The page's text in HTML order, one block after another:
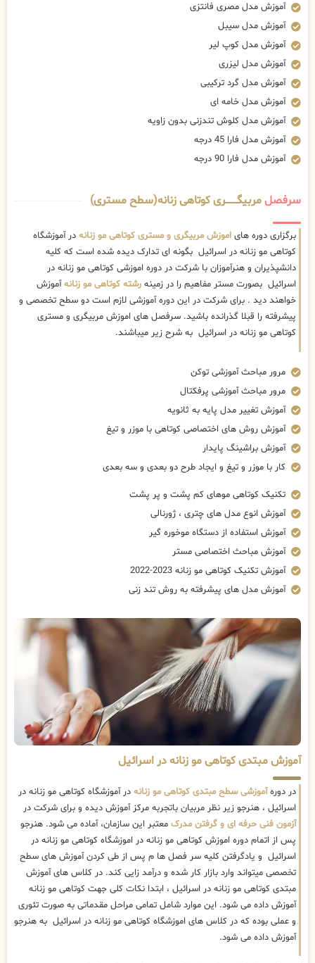
آموزش مدل مصری فانتزی
آموزش مدل سیبل
آموزش مدل کوپ لیر
آموزش مدل لیزری
آموزش مدل گرد ترکیبی
آموزش مدل خامه ای
آموزش مدل کلوش تندزنی بدون زاویه
آموزش مدل فارا 45 درجه
آموزش مدل فارا 90 درجه
سرفصلمربیگــــــــری کوتاهی زنانه(سطح مستری)
برگزاری دوره های اموزش مربیگری و مستری کوتاهی مو زنانه در آموزشگاه
کوتاهی مو زنانه در اسرائیل بگونه ای تدارک دیده شده است که کلیه
دانشپذیران و هنرآموزان با شرکت در دوره اموزشی کوتاهی مو زنانه در
اسرائیل بصورت مستر مفاهیم را در زمینه رشته کوتاهی مو زنانهآموزش
خواهند دید . برای شرکت در این دوره آموزشی لازم است دو سطح تخصصی و
پیشرفته را قبلا گذرانده باشید. سرفصل های اموزش مربیگری و مستری
کوتاهی مو زنانه در اسرائیل به شرح زیر میباشند.
مرور مباحث آموزشی توکن
مرور مباحث آموزشی پرفکتال
آموزش تغییر مدل پایه به ثانویه
آموزش روش های اختصاصی کوتاهی با موزر و تیغ
آموزش براشینگ پایدار
کار با موزر و تیغ و ایجاد طرح دو بعدی و سه بعدی
تکنیک کوتاهی موهای کم پشت و پر پشت
آموزش انوع مدل های چتری ، ژورنالی
آموزش استفاده از دستگاه موخوره گیر
آموزش مباحث اختصاصی مستر
آموزش تکنیک کوتاهی مو زنانه 2023-2022
آموزش مدل های پیشرفته به روش تند زنی
آموزش مبتدی کوتاهی مو زنانه در اسرائیل
در دورهآموزشی سطح مبتدی کوتاهی مو زنانه در آموزشگاه کوتاهی مو زنانه در
اسرائیل ، هنرجو زیر نظر مربیان باتجربه مرکز آموزش دیده و برای شرکت در
آزمون فنی حرفه ای و گرفتن مدرک معتبر این سازمان، آماده می شود. هنرجو
پس از اتمام دوره اموزش کوتاهی مو زنانه در اموزشگاه کوتاهی مو زنانه در
اسرائیل و یادگرفتن کلیه سر فصل ها م پس از طی کردن آموزش های سطح
تخصصی میتواند وارد بازار کار شده و درآمد زایی کند. در کلاس های آموزش
مبتدی کوتاهی مو زنانه در اسرائیل ، ابتدا نکات کلی جهت کوتاهی مو زنانه
آموزش داده می شود. این موارد شامل تمامی مراحل مقدماتی به صورت تئوری
و عملی بوده که در کلاس های اموزشگاه کوتاهی مو زنانه در اسرائیل به هنرجو
آموزش داده می شود.